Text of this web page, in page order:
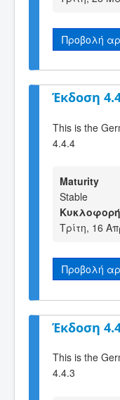
Προβολή
Έκδοση
This is the
4.4.4
Maturity
Stable
Τρίτη, 16
Προβολή
Έκδοση
This is the
4.4.3